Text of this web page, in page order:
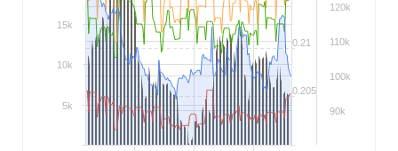
0.205
0.21
90k
100k
110k
120k
5k
10k
15k